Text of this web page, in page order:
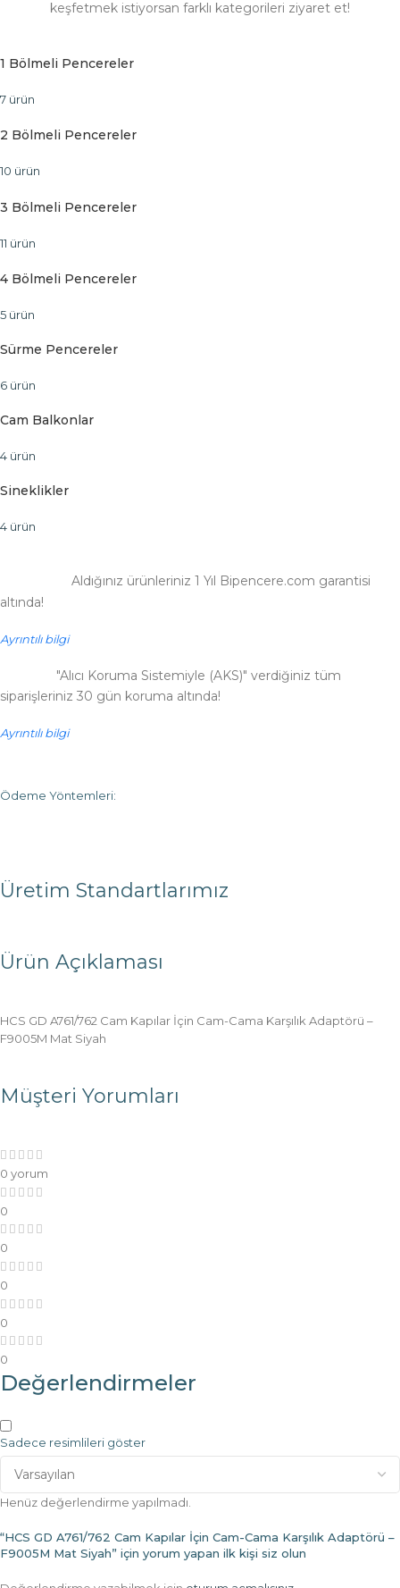
keşfetmek istiyorsan farklı kategorileri ziyaret et!
1 Bölmeli Pencereler
7 ürün
2 Bölmeli Pencereler
10 ürün
3 Bölmeli Pencereler
11 ürün
4 Bölmeli Pencereler
5 ürün
Sürme Pencereler
6 ürün
Cam Balkonlar
4 ürün
Sineklikler
4 ürün
Aldığınız ürünleriniz 1 Yıl Bipencere.com garantisi
altında!
Ayrıntılı bilgi
"Alıcı Koruma Sistemiyle (AKS)" verdiğiniz tüm
siparişleriniz 30 gün koruma altında!
Ayrıntılı bilgi
Ödeme Yöntemleri:
Ürün Açıklaması
HCS GD A761/762 Cam Kapılar İçin Cam-Cama Karşılık Adaptörü –
F9005M Mat Siyah
Üretim Standartlarımız
Müşteri Yorumları
0 yorum
0
0
0
0
0
Değerlendirmeler
Sadece resimlileri göster
Henüz değerlendirme yapılmadı.
“HCS GD A761/762 Cam Kapılar İçin Cam-Cama Karşılık Adaptörü –
F9005M Mat Siyah” için yorum yapan ilk kişi siz olun